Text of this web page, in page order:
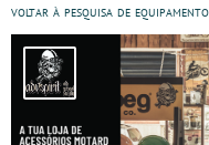
voltar à pesquisa de